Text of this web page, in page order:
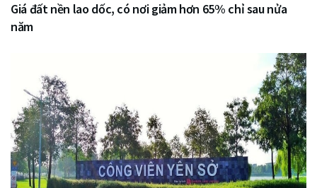
Giá đất nền lao dốc, có nơi giảm hơn 65% chỉ sau nửa
năm